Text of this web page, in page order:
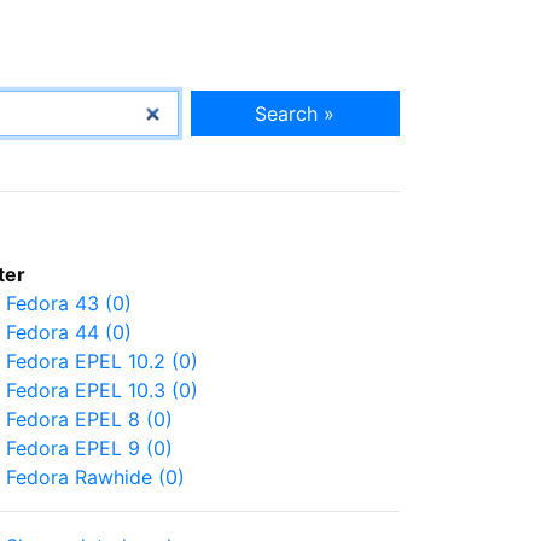
Search »
Fedora 43 (0)
Fedora 44 (0)
Fedora EPEL 10.2 (0)
Fedora EPEL 10.3 (0)
Fedora EPEL 8 (0)
Fedora EPEL 9 (0)
Fedora Rawhide (0)